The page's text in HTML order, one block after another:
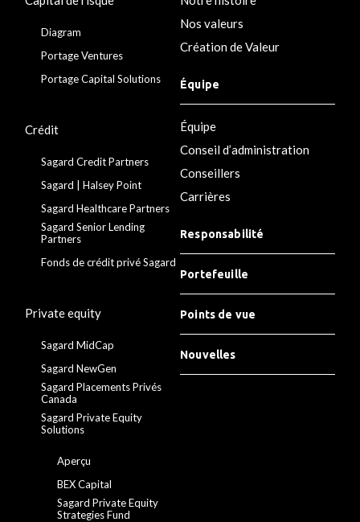
Diagram
Portage Ventures
Portage Capital Solutions
Crédit
Sagard Credit Partners
Sagard | Halsey Point
Sagard Healthcare Partners
Sagard Senior Lending
Partners
Fonds de crédit privé Sagard
Private equity
Sagard MidCap
Sagard NewGen
Sagard Placements Privés
Canada
Sagard Private Equity
Solutions
Aperçu
BEX Capital
Sagard Private Equity
Strategies Fund
Nos valeurs
Création de Valeur
Équipe
Équipe
Conseil d’administration
Conseillers
Carrières
Responsabilité
Portefeuille
Points de vue
Nouvelles